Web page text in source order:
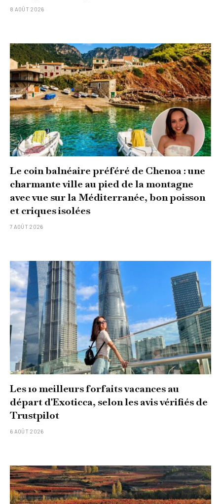
8 AOÛT 2026
Le coin balnéaire préféré de Chenoa : une
charmante ville au pied de la montagne
avec vue sur la Méditerranée, bon poisson
et criques isolées
7 AOÛT 2026
Les 10 meilleurs forfaits vacances au
départ d'Exoticca, selon les avis vérifiés de
Trustpilot
6 AOÛT 2026